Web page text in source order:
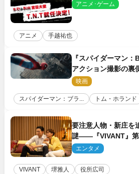
アニメ･ゲーム
アニメ 手越祐也
『スパイダーマン：
アクション撮影の裏
映画
スパイダーマン：ブラ... トム・ホランド
要注意人物・新庄を
謎――『VIVANT』第
エンタメ
VIVANT 堺雅人 役所広司